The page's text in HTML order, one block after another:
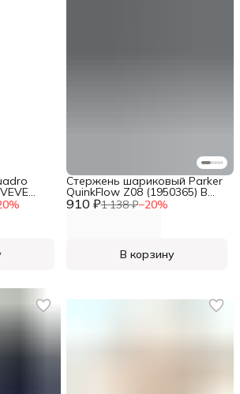
% 910 ₽1 138 ₽−20%
Стержень шариковый Parker
QuinkFlow Z08 (1950365) B
1.2мм синие чернила блистер
В корзину